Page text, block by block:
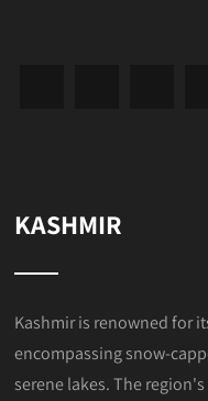
KASHMIR
Kashmir is renowned for
encompassing snow-
serene lakes. The